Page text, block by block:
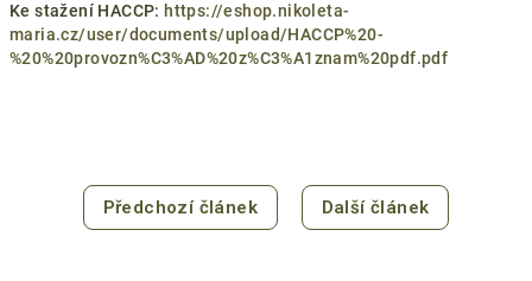
Ke stažení HACCP: https://eshop.nikoleta-
maria.cz/user/documents/upload/HACCP%20-
%20%20provozn%C3%AD%20z%C3%A1znam%20pdf.pdf
Předchozí článek Další článek